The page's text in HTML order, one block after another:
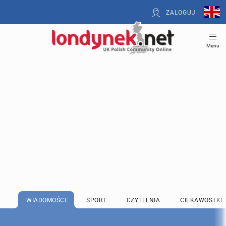
ZALOGUJ
Menu
WIADOMOŚCI SPORT CZYTELNIA CIEKAWOSTKI